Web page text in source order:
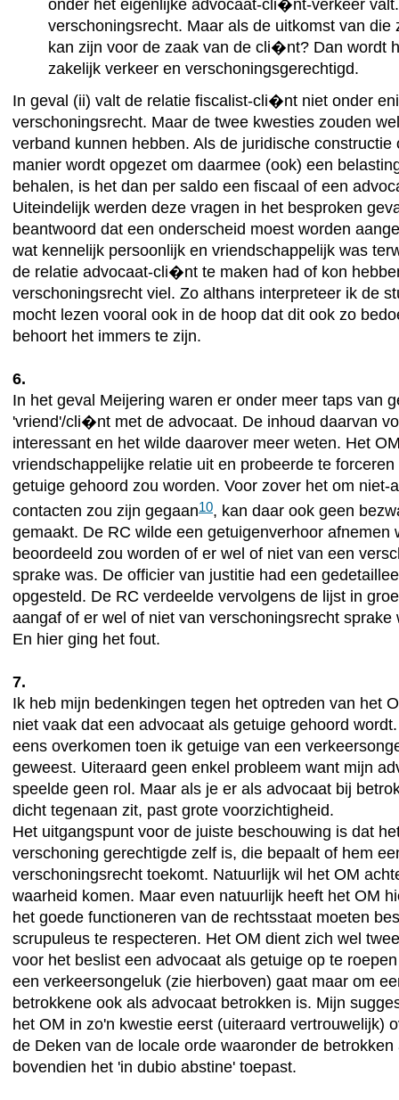
onder het eigenlijke advocaat-cli�nt-verkeer
verschoningsrecht. Maar als de uitkomst van die
kan zijn voor de zaak van de cli�nt? Dan wordt
zakelijk verkeer en verschoningsgerechtigd.
In geval (ii) valt de relatie fiscalist-cli�nt niet onder
verschoningsrecht. Maar de twee kwesties zouden
verband kunnen hebben. Als de juridische constructie
manier wordt opgezet om daarmee (ook) een
behalen, is het dan per saldo een fiscaal of een
Uiteindelijk werden deze vragen in het besproken
beantwoord dat een onderscheid moest worden
wat kennelijk persoonlijk en vriendschappelijk was
de relatie advocaat-cli�nt te maken had of kon
verschoningsrecht viel. Zo althans interpreteer ik de
mocht lezen vooral ook in de hoop dat dit ook zo
behoort het immers te zijn.
6.
In het geval Meijering waren er onder meer taps van
'vriend'/cli�nt met de advocaat. De inhoud daarvan
interessant en het wilde daarover meer weten. Het
vriendschappelijke relatie uit en probeerde te
getuige gehoord zou worden. Voor zover het om niet-
contacten zou zijn gegaan10, kan daar ook geen
gemaakt. De RC wilde een getuigenverhoor afnemen
beoordeeld zou worden of er wel of niet van een
sprake was. De officier van justitie had een
opgesteld. De RC verdeelde vervolgens de lijst in
aangaf of er wel of niet van verschoningsrecht sprake
En hier ging het fout.
7.
Ik heb mijn bedenkingen tegen het optreden van het
niet vaak dat een advocaat als getuige gehoord
eens overkomen toen ik getuige van een
geweest. Uiteraard geen enkel probleem want mijn
speelde geen rol. Maar als je er als advocaat bij
dicht tegenaan zit, past grote voorzichtigheid.
Het uitgangspunt voor de juiste beschouwing is dat
verschoning gerechtigde zelf is, die bepaalt of hem
verschoningsrecht toekomt. Natuurlijk wil het OM
waarheid komen. Maar even natuurlijk heeft het OM
het goede functioneren van de rechtsstaat moeten
scrupuleus te respecteren. Het OM dient zich wel
voor het beslist een advocaat als getuige op te
een verkeersongeluk (zie hierboven) gaat maar om
betrokkene ook als advocaat betrokken is. Mijn
het OM in zo'n kwestie eerst (uiteraard vertrouwelijk)
de Deken van de locale orde waaronder de
bovendien het 'in dubio abstine' toepast.